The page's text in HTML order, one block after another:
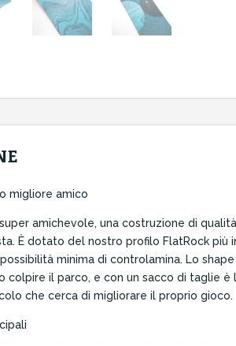
migliore amico
amichevole, una costruzione di
È dotato del nostro profilo FlatRock più
minima di controlamina. Lo
colpire il parco, e con un sacco di taglie è
che cerca di migliorare il proprio gioco.